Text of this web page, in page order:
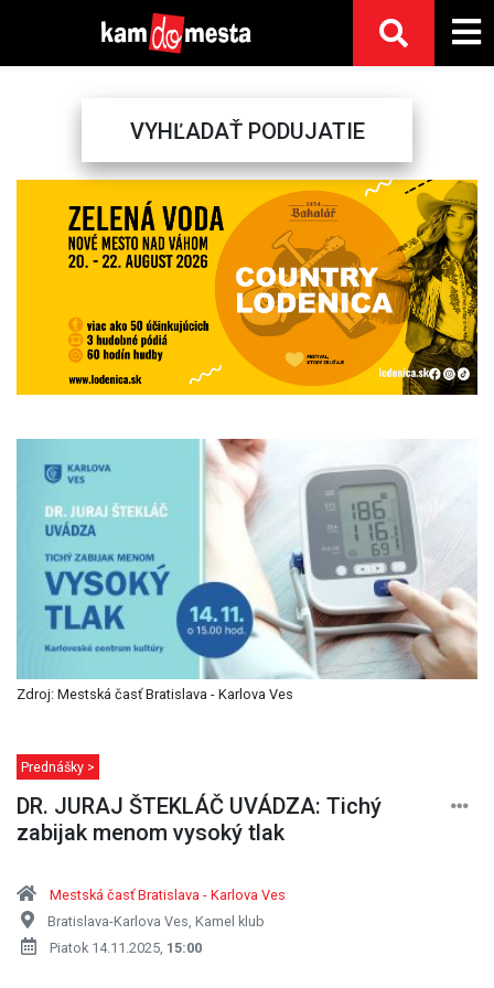
VYHĽADAŤ PODUJATIE
Next
Zdroj: Mestská časť Bratislava - Karlova Ves
Prednášky >
DR. JURAJ ŠTEKLÁČ UVÁDZA: Tichý
zabijak menom vysoký tlak
Mestská časť Bratislava - Karlova Ves
Bratislava-Karlova Ves, Kamel klub
Piatok 14.11.2025, 15:00